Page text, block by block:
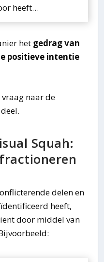
heeft…
het gedrag van
positieve intentie
vraag naar de
Squah:
delen en
heeft,
door middel van